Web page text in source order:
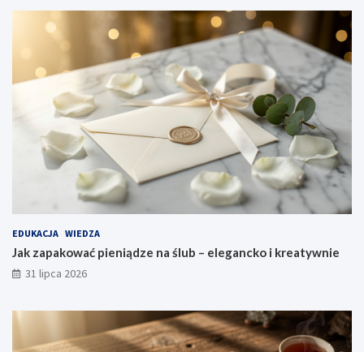
EDUKACJA WIEDZA
Jak zapakować pieniądze na ślub – elegancko i kreatywnie
31 lipca 2026